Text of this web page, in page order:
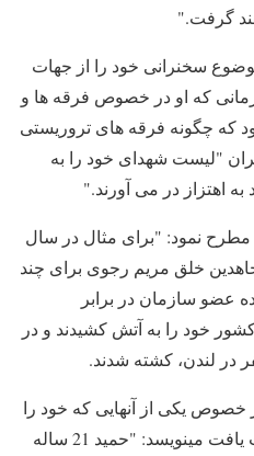
گرفت."
سخنرانی خود را از جهات
که او در خصوص فرقه ها و
که چگونه فرقه های تروریستی
"لیست شهدای خود را به
اهتزاز در می آورند."
نمود: "برای مثال در سال
خلق مریم رجوی برای چند
عضو سازمان در برابر
خود را به آتش کشیدند و در
در لندن، کشته شدند.
خصوص یکی از آنهایی که خود را
در لندن به آتش کشید ولی نجات یافت مینویسد: "حمید 21 ساله